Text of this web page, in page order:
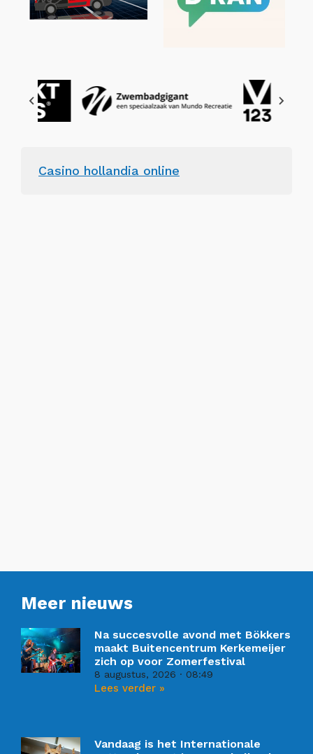
Casino hollandia online
Meer nieuws
Na succesvolle avond met Bökkers
maakt Buitencentrum Kerkemeijer
zich op voor Zomerfestival
8 augustus, 2026 08:49
Lees verder »
Vandaag is het Internationale